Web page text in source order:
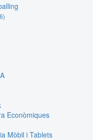
Econòmiques
Mòbil i Tablets